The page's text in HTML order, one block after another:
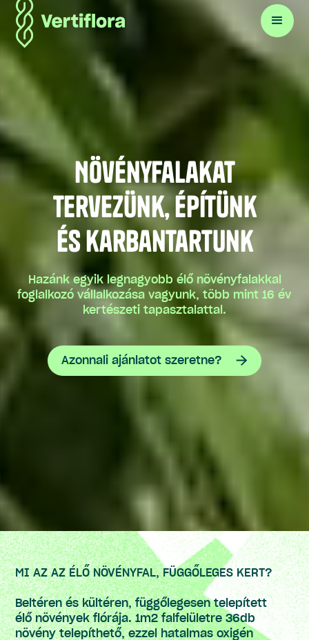
Növényfalakat
tervezünk, építünk
és karbantartunk
Hazánk egyik legnagyobb élő növényfalakkal
foglalkozó vállalkozása vagyunk, több mint 16 év
kertészeti tapasztalattal.
Azonnali ajánlatot szeretne?
MI AZ AZ ÉLŐ NÖVÉNYFAL, FÜGGŐLEGES KERT?
Beltéren és kültéren, függőlegesen telepített
élő növények flórája. 1m2 falfelületre 36db
növény telepíthető, ezzel hatalmas oxigén